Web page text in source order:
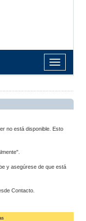
Toggle
navigation
no está disponible. Esto
y asegúrese de que está
Contacto.